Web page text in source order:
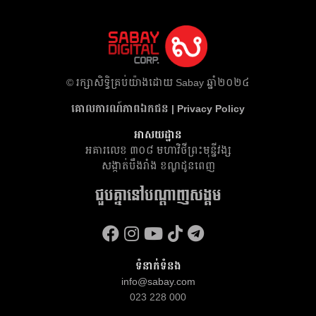
​© រក្សា​សិទ្ធិ​គ្រប់​យ៉ាង​ដោយ​ Sabay ឆ្នាំ​២០២៤
គោលការណ៍​ភាព​ឯកជន | Privacy Policy
អាសយដ្ឋាន
អគារ​លេខ ៣០៨ មហាវិថីព្រះមុន្នីវង្ស
សង្កាត់បឹងរាំង ខណ្ឌដូនពេញ
ជួបគ្នានៅបណ្តាញសង្គម
ទំនាក់ទំនង
info@sabay.com
023 228 000